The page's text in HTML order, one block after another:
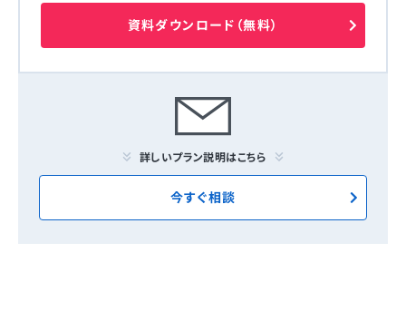
資料ダウンロード（無料）
詳しいプラン説明はこちら
今すぐ相談